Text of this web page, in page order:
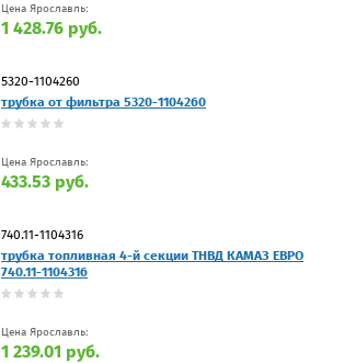
Цена Ярославль:
1 428.76 руб.
5320-1104260
трубка от фильтра 5320-1104260
Цена Ярославль:
433.53 руб.
740.11-1104316
трубка топливная 4-й секции ТНВД КАМАЗ ЕВРО
740.11-1104316
Цена Ярославль:
1 239.01 руб.